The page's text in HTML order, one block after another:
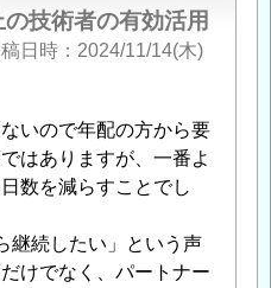
技術者の有効活用
日時
2024/11/14(木)
いので年配の方から要
はありますが、一番よ
数を減らすことでし
継続したい」という声
けでなく、パートナー